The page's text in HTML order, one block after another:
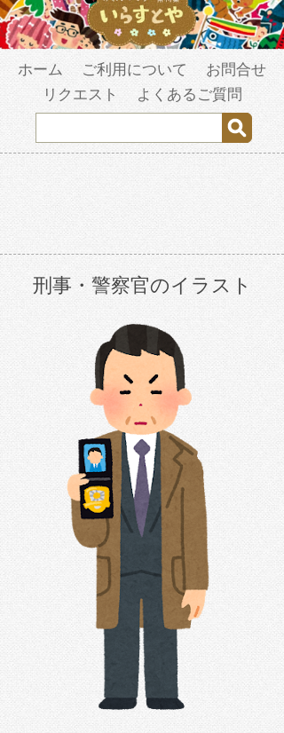
ホーム ご利用について
お問合せ
リクエスト
よくあるご質問
刑事・警察官のイラスト